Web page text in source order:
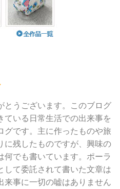
とうございます。このブログ
ている日常生活での出来事を
グです。主に作ったものや旅
に残したものですが、興味の
何でも書いています。ポーラ
して委託されて書いた文章は
来事に一切の嘘はありません